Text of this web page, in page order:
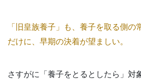
「旧皇族養子」も、養子を取る側の
だけに、早期の決着が望ましい。
さすがに「養子をとるとしたら」対